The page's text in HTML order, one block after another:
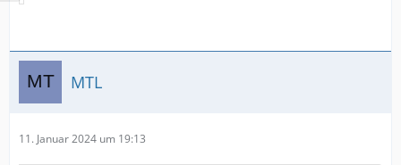
MTL
11. Januar 2024 um 19:13